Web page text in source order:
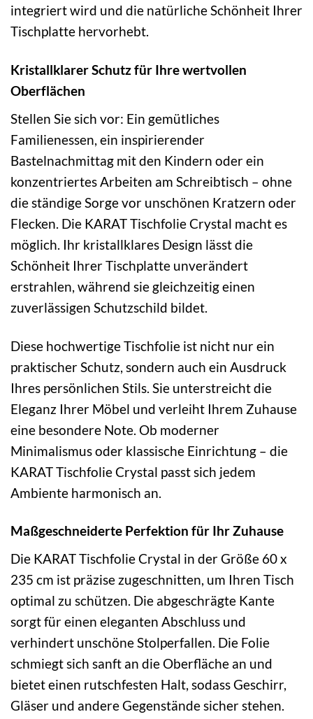
integriert wird und die natürliche Schönheit Ihrer
Tischplatte hervorhebt.
Kristallklarer Schutz für Ihre wertvollen
Oberflächen
Stellen Sie sich vor: Ein gemütliches
Familienessen, ein inspirierender
Bastelnachmittag mit den Kindern oder ein
konzentriertes Arbeiten am Schreibtisch – ohne
die ständige Sorge vor unschönen Kratzern oder
Flecken. Die KARAT Tischfolie Crystal macht es
möglich. Ihr kristallklares Design lässt die
Schönheit Ihrer Tischplatte unverändert
erstrahlen, während sie gleichzeitig einen
zuverlässigen Schutzschild bildet.
Diese hochwertige Tischfolie ist nicht nur ein
praktischer Schutz, sondern auch ein Ausdruck
Ihres persönlichen Stils. Sie unterstreicht die
Eleganz Ihrer Möbel und verleiht Ihrem Zuhause
eine besondere Note. Ob moderner
Minimalismus oder klassische Einrichtung – die
KARAT Tischfolie Crystal passt sich jedem
Ambiente harmonisch an.
Maßgeschneiderte Perfektion für Ihr Zuhause
Die KARAT Tischfolie Crystal in der Größe 60 x
235 cm ist präzise zugeschnitten, um Ihren Tisch
optimal zu schützen. Die abgeschrägte Kante
sorgt für einen eleganten Abschluss und
verhindert unschöne Stolperfallen. Die Folie
schmiegt sich sanft an die Oberfläche an und
bietet einen rutschfesten Halt, sodass Geschirr,
Gläser und andere Gegenstände sicher stehen.